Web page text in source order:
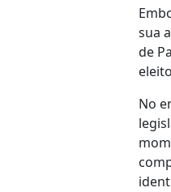
sua
de
No